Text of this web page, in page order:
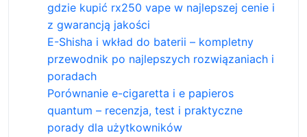
gdzie kupić rx250 vape w najlepszej cenie i
z gwarancją jakości
E-Shisha i wkład do baterii – kompletny
przewodnik po najlepszych rozwiązaniach i
poradach
Porównanie e-cigaretta i e papieros
quantum – recenzja, test i praktyczne
porady dla użytkowników